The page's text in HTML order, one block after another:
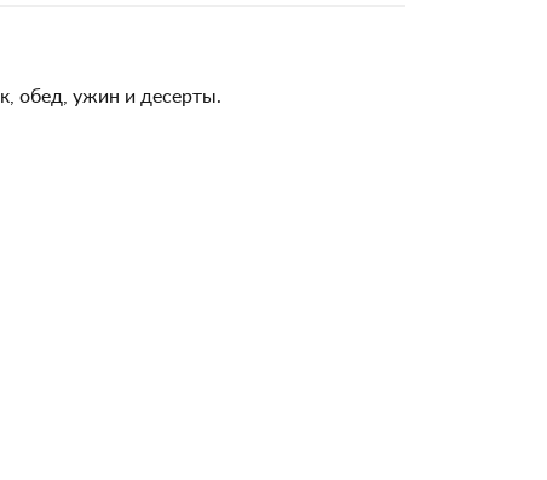
обед, ужин и десерты.